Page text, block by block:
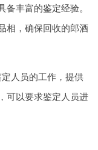
丰富的鉴定经验。
相，确保回收的郎酒
人员的工作，提供
可以要求鉴定人员进